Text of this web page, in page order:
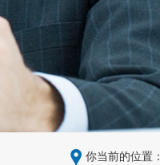
你当前的位置：